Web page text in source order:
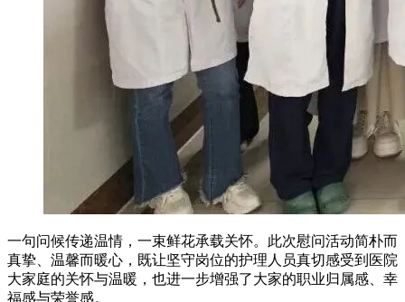
一句问候传递温情，一束鲜花承载关怀。此次慰问活动简朴而
真挚、温馨而暖心，既让坚守岗位的护理人员真切感受到医院
大家庭的关怀与温暖，也进一步增强了大家的职业归属感、幸
福感与荣誉感。